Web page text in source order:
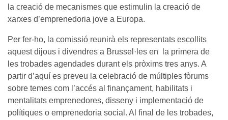
la creació de mecanismes que estimulin la creació de
xarxes d’emprenedoria jove a Europa.
Per fer-ho, la comissió reunirà els representats escollits
aquest dijous i divendres a Brussel·les en la primera de
les trobades agendades durant els pròxims tres anys. A
partir d’aquí es preveu la celebració de múltiples fòrums
sobre temes com l’accés al finançament, habilitats i
mentalitats emprenedores, disseny i implementació de
polítiques o emprenedoria social. Al final de les trobades,